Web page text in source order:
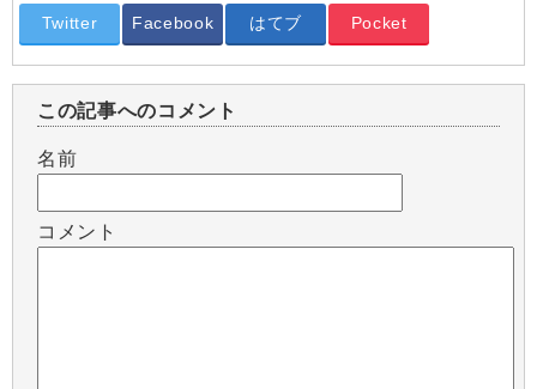
Twitter Facebook はてブ Pocket
この記事へのコメント
名前
コメント